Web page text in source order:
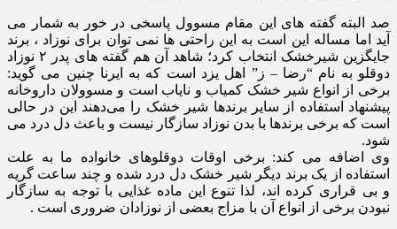
صد البته گفته های این مقام مسوول پاسخی در خور به شمار می
آید اما مساله این است به این راحتی ها نمی توان برای نوزاد ، برند
جایگزین شیرخشک انتخاب کرد؛ شاهد آن هم گفته های پدر ۲ نوزاد
دوقلو به نام “رضا – ز” اهل یزد است که به ایرنا چنین می گوید:
برخی از انواع شیر خشک کمیاب و نایاب است و مسوولان داروخانه
پیشنهاد استفاده از سایر برندها شیر خشک را می‌دهند این در حالی
است که برخی برندها با بدن نوزاد سازگار نیست و باعث دل درد می
شود.
وی اضافه می کند: برخی اوقات دوقلوهای خانواده ما به علت
استفاده از یک برند دیگر شیر خشک دل درد شده و چند ساعت گریه
و بی قراری کرده اند، لذا تنوع این ماده غذایی با توجه به سازگار
نبودن برخی از انواع آن با مزاج بعضی از نوزادان ضروری است .